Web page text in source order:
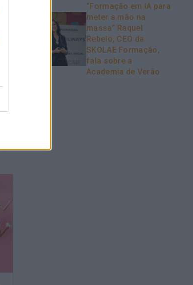
“Formação em IA para
meter a mão na
massa” Raquel
Rebelo, CEO da
SKOLAE Formação,
fala sobre a
Academia de Verão